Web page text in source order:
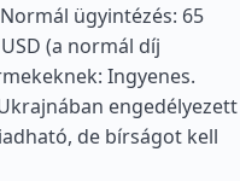
ügyintézés: 65
(a normál díj
Ingyenes.
engedélyezett
de bírságot kell